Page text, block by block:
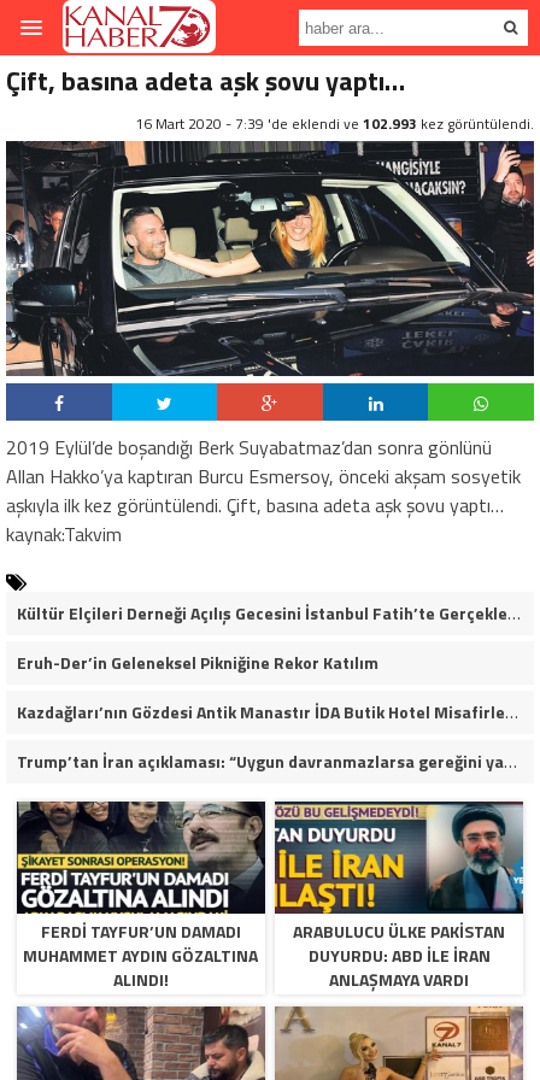
Çift, basına adeta aşk şovu yaptı…
16 Mart 2020 - 7:39 'de eklendi ve 102.993 kez görüntülendi.
2019 Eylül’de boşandığı Berk Suyabatmaz’dan sonra gönlünü
Allan Hakko’ya kaptıran Burcu Esmersoy, önceki akşam sosyetik
aşkıyla ilk kez görüntülendi. Çift, basına adeta aşk şovu yaptı…
kaynak:Takvim
Kültür Elçileri Derneği Açılış Gecesini İstanbul Fatih’te Gerçekleştirdi
Eruh-Der’in Geleneksel Pikniğine Rekor Katılım
Kazdağları’nın Gözdesi Antik Manastır İDA Butik Hotel Misafirlerinden Tam Not Alıyor
Trump’tan İran açıklaması: “Uygun davranmazlarsa gereğini yaparım”
FERDI TAYFUR’UN DAMADI
MUHAMMET AYDIN GÖZALTINA
ALINDI!
ARABULUCU ÜLKE PAKISTAN
DUYURDU: ABD ILE İRAN
ANLAŞMAYA VARDI